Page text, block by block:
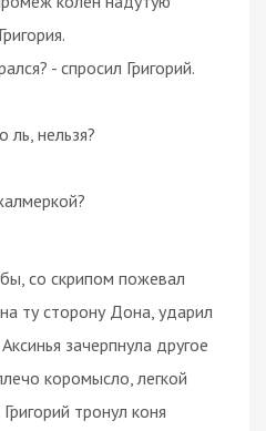
- спросил Григорий.
ль, нельзя?
со скрипом пожевал
ту сторону Дона, ударил
зачерпнула другое
коромысло, легкой
тронул коня